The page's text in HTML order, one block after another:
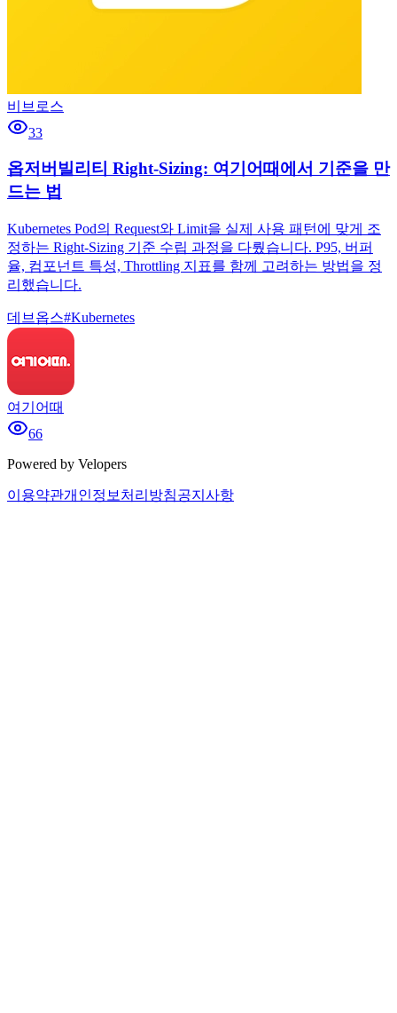
비브로스
33
옵저버빌리티 Right-Sizing: 여기어때에서 기준을 만
드는 법
Kubernetes Pod의 Request와 Limit을 실제 사용 패턴에 맞게 조
정하는 Right-Sizing 기준 수립 과정을 다뤘습니다. P95, 버퍼
율, 컴포넌트 특성, Throttling 지표를 함께 고려하는 방법을 정
리했습니다.
데브옵스#Kubernetes
여기어때
66
Powered by Velopers
이용약관개인정보처리방침공지사항